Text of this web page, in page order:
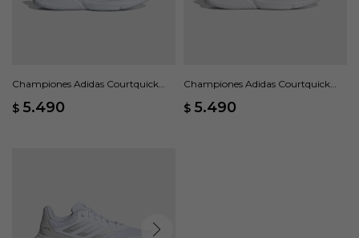
Championes Adidas Courtquick
$ 5.490
Championes Adidas Courtquick
$ 5.490